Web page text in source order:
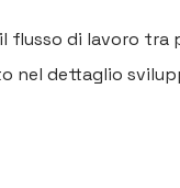
flusso di lavoro tra
nel dettaglio